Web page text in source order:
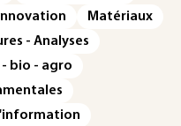
Innovation
Matériaux
- Analyses
- bio - agro